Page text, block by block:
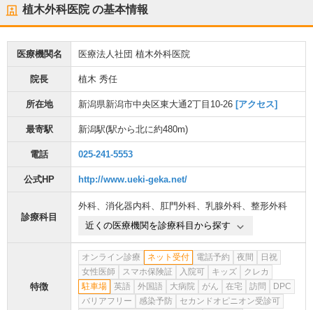
植木外科医院の基本情報
医療機関名 医療法人社団 植木外科医院
院長 植木 秀任
所在地 新潟県新潟市中央区東大通2丁目10-26 [アクセス]
最寄駅 新潟駅(駅から北に約480m)
電話 025-241-5553
公式HP http://www.ueki-geka.net/
診療科目
外科、 消化器内科、 肛門外科、 乳腺外科、 整形外科
近くの医療機関を診療科目から探す
特徴
オンライン診療 ネット受付 電話予約 夜間
日祝
女性医師
スマホ保険証 入院可 キッズ
クレカ
駐車場
英語 外国語 大病院 がん 在宅 訪問
DPC
バリアフリー
感染予防
セカンドオピニオン受診可